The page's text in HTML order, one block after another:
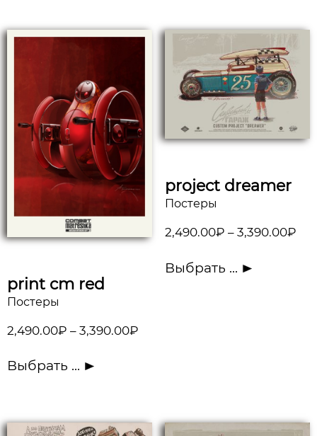
print cm red
Постеры
2,490.00₽ – 3,390.00₽
Выбрать ...
project dreamer
Постеры
2,490.00₽ – 3,390.00₽
Выбрать ...